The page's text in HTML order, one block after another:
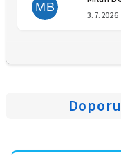
MB
3.7.2026